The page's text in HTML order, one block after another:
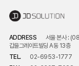
ADDRESS
서울 본사 :
갑을그레이트빌딩 A동 13층
TEL.
02-6953-1777